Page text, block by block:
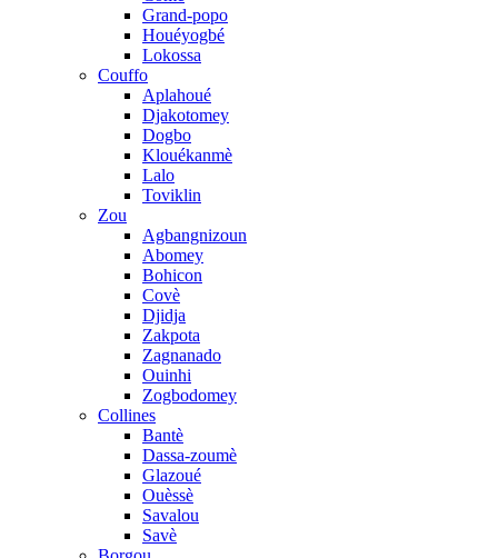
Grand-popo
Houéyogbé
Lokossa
Couffo
Aplahoué
Djakotomey
Dogbo
Klouékanmè
Lalo
Toviklin
Zou
Agbangnizoun
Abomey
Bohicon
Covè
Djidja
Zakpota
Zagnanado
Ouinhi
Zogbodomey
Collines
Bantè
Dassa-zoumè
Glazoué
Ouèssè
Savalou
Savè